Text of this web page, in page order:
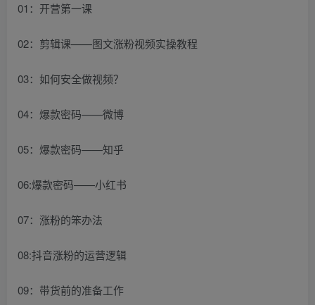
01：开营第一课
02：剪辑课——图文涨粉视频实操教程
03：如何安全做视频？
04：爆款密码——微博
05：爆款密码——知乎
06:爆款密码——小红书
07：涨粉的笨办法
08:抖音涨粉的运营逻辑
09：带货前的准备工作